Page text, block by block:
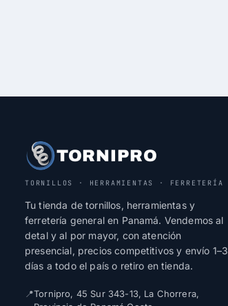
TORNIPRO
TORNILLOS · HERRAMIENTAS · FERRETERÍA
Tu tienda de tornillos, herramientas y
ferretería general en Panamá. Vendemos al
detal y al por mayor, con atención
presencial, precios competitivos y envío 1–3
días a todo el país o retiro en tienda.
📍Tornipro, 45 Sur 343-13, La Chorrera,